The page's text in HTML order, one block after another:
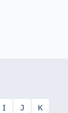
I J
K